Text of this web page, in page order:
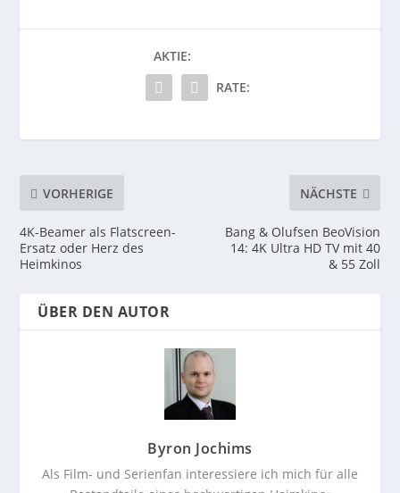
AKTIE:
RATE:
VORHERIGE
4K-Beamer als Flatscreen-
Ersatz oder Herz des
Heimkinos
NÄCHSTE
Bang & Olufsen BeoVision
14: 4K Ultra HD TV mit 40
& 55 Zoll
ÜBER DEN AUTOR
Byron Jochims
Als Film- und Serienfan interessiere ich mich für alle